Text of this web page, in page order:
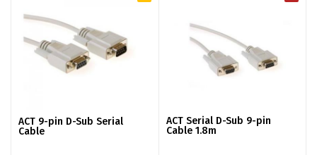
ACT 9-pin D-Sub Serial
Cable
ACT Serial D-Sub 9-pin
Cable 1.8m